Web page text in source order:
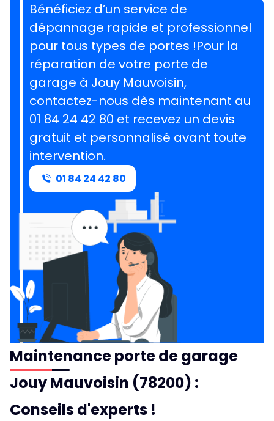
Bénéficiez d’un service de
dépannage rapide et professionnel
pour tous types de portes !Pour la
réparation de votre porte de
garage à Jouy Mauvoisin,
contactez-nous dès maintenant au
01 84 24 42 80 et recevez un devis
gratuit et personnalisé avant toute
intervention.
01 84 24 42 80
Maintenance porte de garage
Jouy Mauvoisin (78200) :
Conseils d'experts !